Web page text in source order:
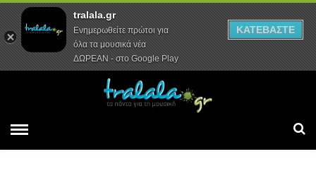
Αρχική Συνεντεύξεις Ρεπορτάζ
tralala.gr
Ενημερωθείτε πρώτοι για
όλα τα μουσικά νέα
ΔΩΡΕΑΝ - στο Google Play
ΚΑΤΕΒΑΣΤΕ